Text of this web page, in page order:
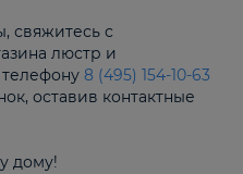
свяжитесь с
люстр и
8 (495) 154-10-63
оставив контактные
дому!